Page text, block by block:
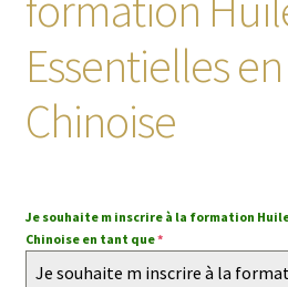
Essentielles
Chinoise
Je souhaite m inscrire à la formation
Chinoise en tant que*